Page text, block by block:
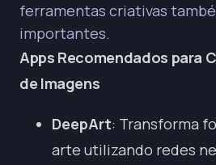
ferramentas criativas
importantes.
Apps Recomendados para
de Imagens
DeepArt: Transforma
arte utilizando redes